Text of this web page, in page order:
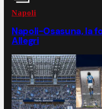
Napoli
Napoli-Osasuna, la
Allegri